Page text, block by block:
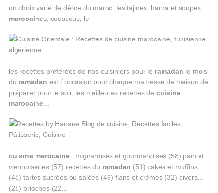
un choix varié de délice du maroc. les tajines, harira et soupes
marocaines, couscous, le
les recettes préférées de nos cuisiniers pour le ramadan le mois
du ramadan est l´occasion pour chaque maitresse de maison de
préparer pour le soir, les meilleures recettes de cuisine
marocaine...
cuisine marocaine...mignardises et gourmandises (58) pain et
viennoiseries (57) recettes du ramadan (51) cakes et muffins
(48) tartes sucrées ou salées (46) flans et crèmes (32) divers...
(28) brioches (22...